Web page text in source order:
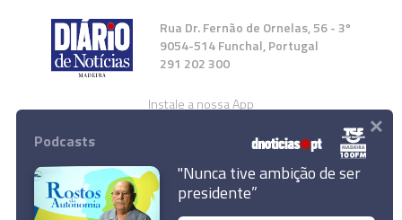
Rua Dr. Fernão de Ornelas, 56 - 3º
9054-514 Funchal, Portugal
291 202 300
Instale a nossa App
Podcasts
"Nunca tive ambição de ser
presidente”
×